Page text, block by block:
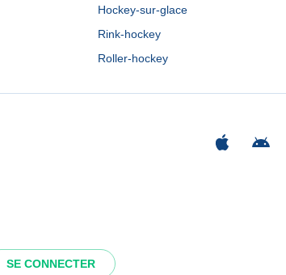
SE CONNECTER
Hockey-sur-glace
Rink-hockey
Roller-hockey